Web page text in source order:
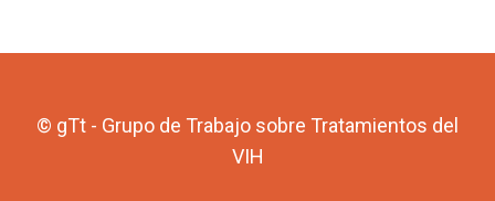
© gTt - Grupo de Trabajo sobre Tratamientos del
VIH